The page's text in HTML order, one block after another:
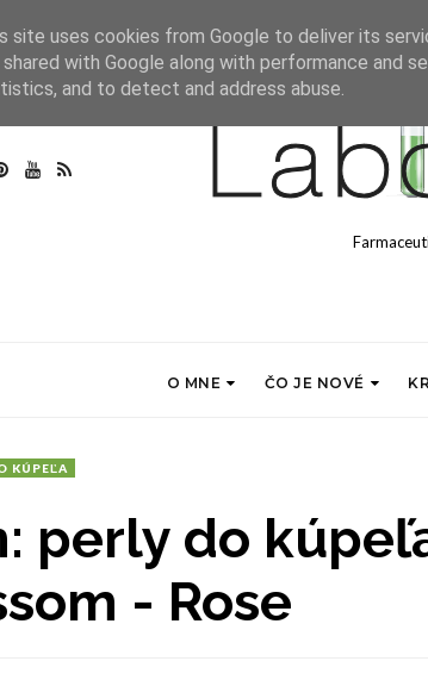
O MNE ČO JE NOVÉ
KÚPEĽA
perly do
- Rose
site uses cookies from Google to deliver its
shared with Google along with performance and
and to detect and address abuse.